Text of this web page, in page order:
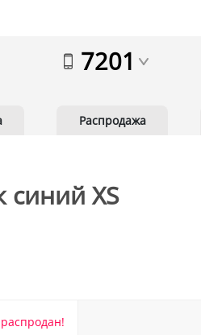
7201
Распродажа
синий XS